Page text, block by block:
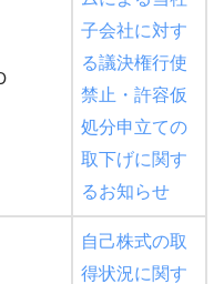
子会社に対す
る議決権行使
禁止・許容仮
処分申立ての
取下げに関す
るお知らせ
自己株式の取
得状況に関す